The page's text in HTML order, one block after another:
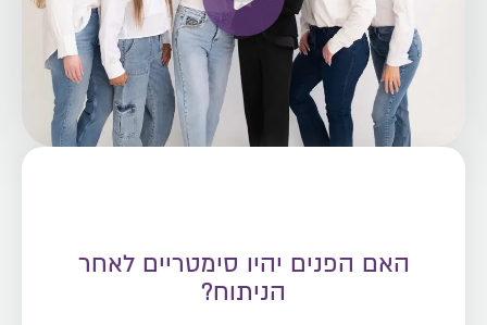
האם הפנים יהיו סימטריים לאחר
הניתוח?